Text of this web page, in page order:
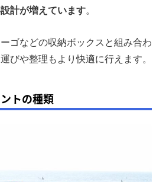
計が増えています。
ゴなどの収納ボックスと組み合わ
びや整理もより快適に行えます。
トの種類